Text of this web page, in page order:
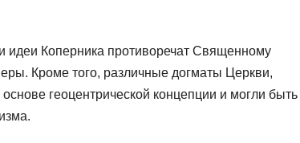
идеи Коперника противоречат Священному
Кроме того, различные догматы Церкви,
геоцентрической концепции и могли быть